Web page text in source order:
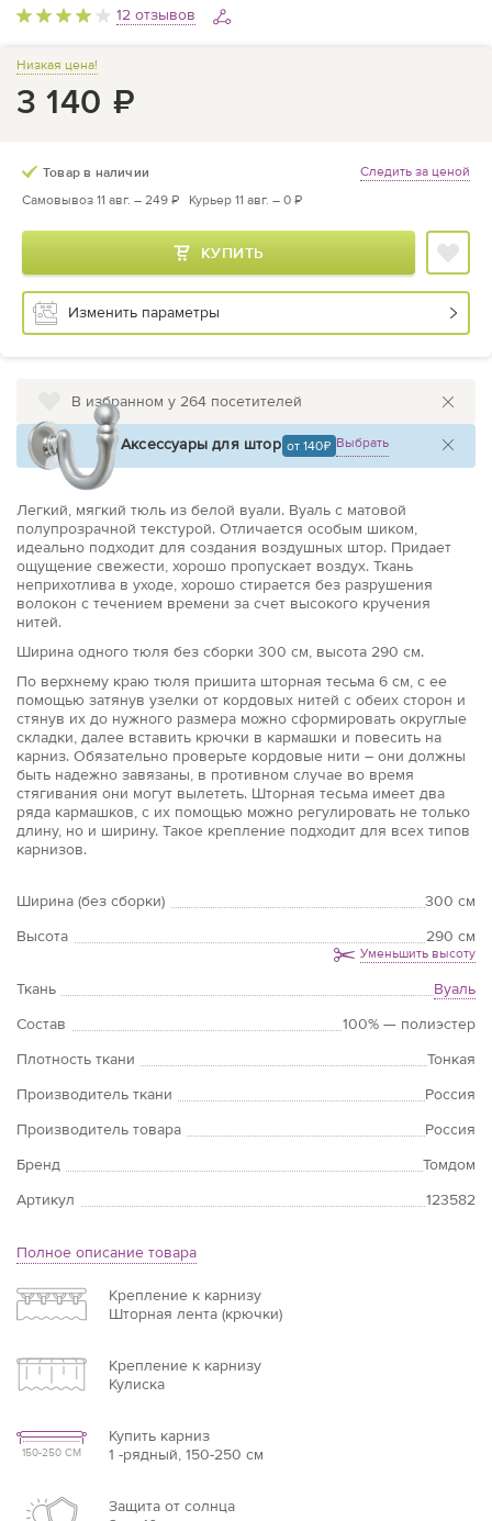
12 отзывов
Низкая цена!
3 140 ₽
Товар в наличии
Следить за ценой
Самовывоз 11 авг. – 249 ₽ Курьер 11 авг. – 0 ₽
КУПИТЬ
Изменить параметры
В избранном у 264 посетителей
Аксессуары для штор от 140 Выбрать
Легкий, мягкий тюль из белой вуали. Вуаль с матовой
полупрозрачной текстурой. Отличается особым шиком,
идеально подходит для создания воздушных штор. Придает
ощущение свежести, хорошо пропускает воздух. Ткань
неприхотлива в уходе, хорошо стирается без разрушения
волокон с течением времени за счет высокого кручения
нитей.
Ширина одного тюля без сборки 300 см, высота 290 см.
По верхнему краю тюля пришита шторная тесьма 6 см, с ее
помощью затянув узелки от кордовых нитей с обеих сторон и
стянув их до нужного размера можно сформировать округлые
складки, далее вставить крючки в кармашки и повесить на
карниз. Обязательно проверьте кордовые нити – они должны
быть надежно завязаны, в противном случае во время
стягивания они могут вылететь. Шторная тесьма имеет два
ряда кармашков, с их помощью можно регулировать не только
длину, но и ширину. Такое крепление подходит для всех типов
карнизов.
Ширина (без сборки)
300 см
Высота
290 см
Уменьшить высоту
Ткань
Вуаль
Состав
100% — полиэстер
Плотность ткани
Тонкая
Производитель ткани
Россия
Производитель товара
Россия
Бренд
Томдом
Артикул
123582
Полное описание товара
Крепление к карнизу
Шторная лента (крючки)
Крепление к карнизу
Кулиска
150-250 СМ
Купить карниз
1 -рядный, 150-250 см
Защита от солнца